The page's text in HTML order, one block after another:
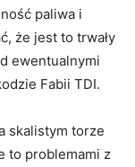
paliwa i
że jest to trwały
ewentualnymi
Fabii TDI.
‍skalistym torze
to⁤ problemami ‍z